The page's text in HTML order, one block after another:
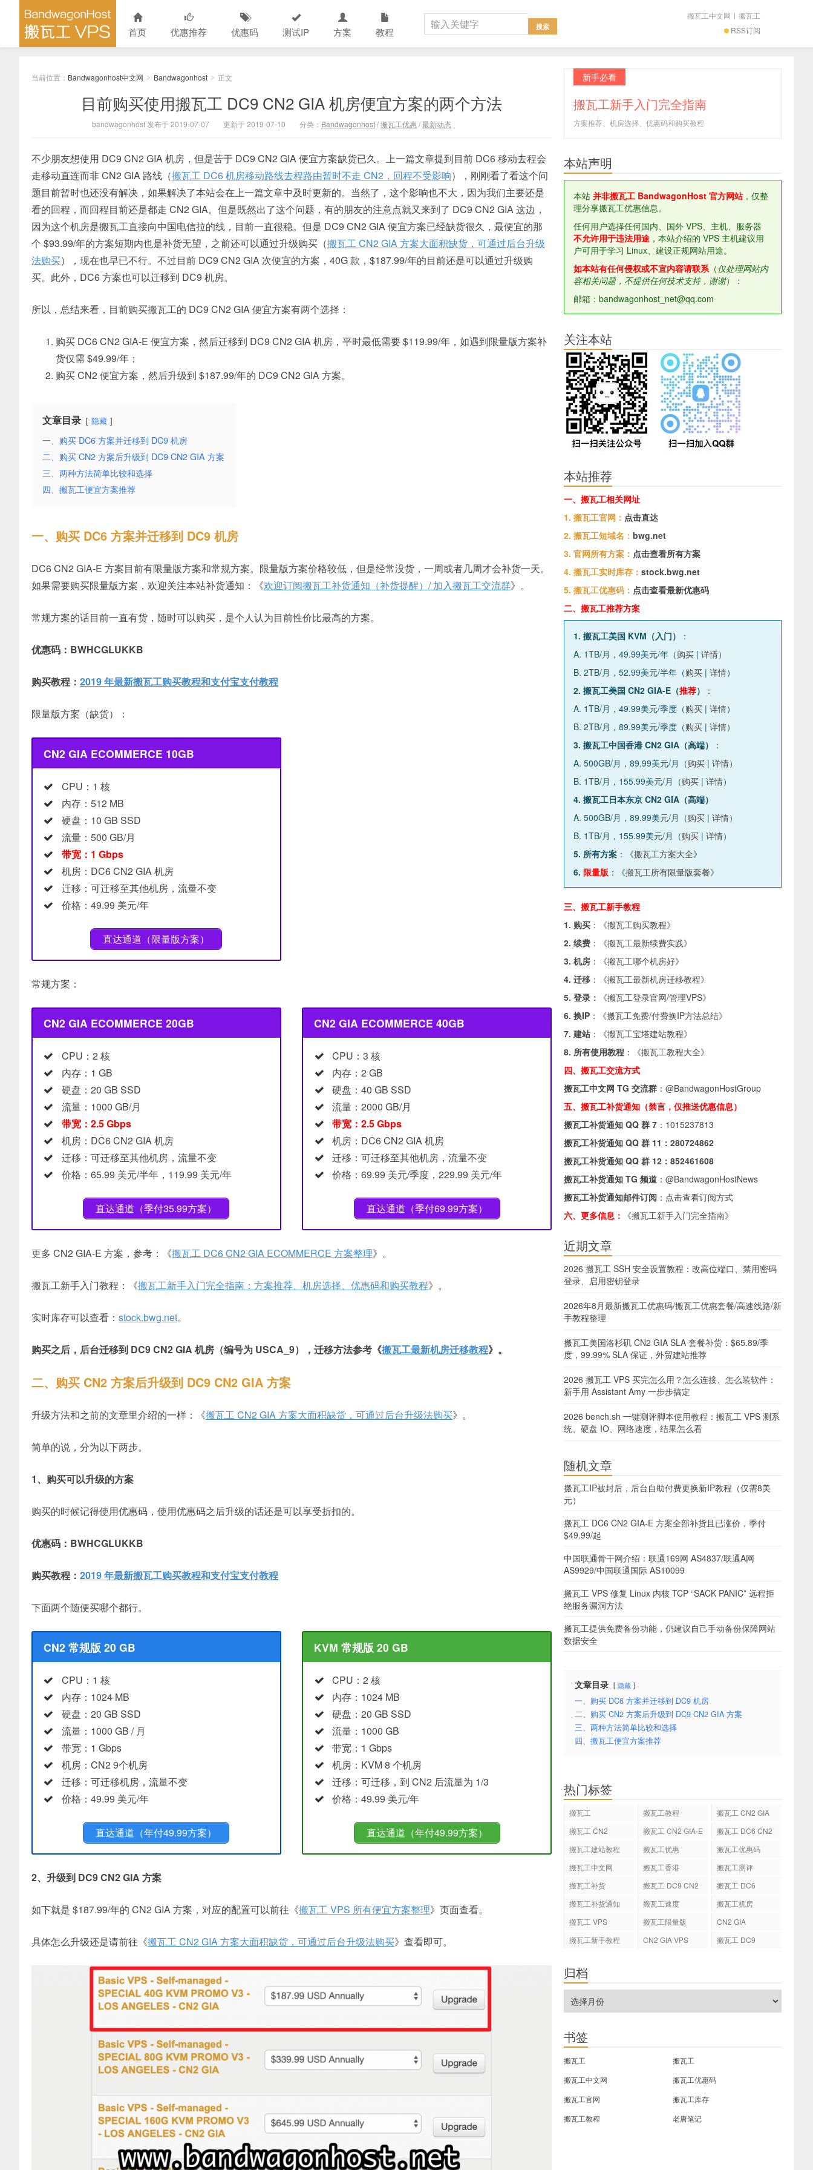
首页 优惠推荐 优惠码 测试IP 方案 教程 RSS订阅
搬瓦工中文网 | 搬瓦工
当前位置： Bandwagonhost中文网 > Bandwagonhost > 正文
目前购买使用搬瓦工 DC9 CN2 GIA 机房便宜方案的两个方法
bandwagonhost 发布于 2019-07-07 更新于 2019-07-10 分类： Bandwagonhost/搬瓦工优惠/最新动态
不少朋友想使用 DC9 CN2 GIA 机房，但是苦于 DC9 CN2 GIA 便宜方案缺货已久。上一篇文章提到目前 DC6 移动去程会
走移动直连而非 CN2 GIA 路线（搬瓦工 DC6 机房移动路线去程路由暂时不走 CN2，回程不受影响），刚刚看了看这个问
题目前暂时也还没有解决，如果解决了本站会在上一篇文章中及时更新的。当然了，这个影响也不大，因为我们主要还是
看的回程，而回程目前还是都走 CN2 GIA。但是既然出了这个问题，有的朋友的注意点就又来到了 DC9 CN2 GIA 这边，
因为这个机房是搬瓦工直接向中国电信拉的线，目前一直很稳。但是 DC9 CN2 GIA 便宜方案已经缺货很久，最便宜的那
个 $93.99/年的方案短期内也是补货无望，之前还可以通过升级购买（搬瓦工 CN2 GIA 方案大面积缺货，可通过后台升级
法购买），现在也早已不行。不过目前 DC9 CN2 GIA 次便宜的方案，40G 款，$187.99/年的目前还是可以通过升级购
买。此外，DC6 方案也可以迁移到 DC9 机房。
所以，总结来看，目前购买搬瓦工的 DC9 CN2 GIA 便宜方案有两个选择：
购买 DC6 CN2 GIA-E 便宜方案，然后迁移到 DC9 CN2 GIA 机房，平时最低需要 $119.99/年，如遇到限量版方案补
货仅需 $49.99/年；
购买 CN2 便宜方案，然后升级到 $187.99/年的 DC9 CN2 GIA 方案。
文章目录 隐藏
一、购买 DC6 方案并迁移到 DC9 机房
二、购买 CN2 方案后升级到 DC9 CN2 GIA 方案
三、两种方法简单比较和选择
四、搬瓦工便宜方案推荐
一、购买 DC6 方案并迁移到 DC9 机房
DC6 CN2 GIA-E 方案目前有限量版方案和常规方案。限量版方案价格较低，但是经常没货，一周或者几周才会补货一天。
如果需要购买限量版方案，欢迎关注本站补货通知：《欢迎订阅搬瓦工补货通知（补货提醒）/ 加入搬瓦工交流群》。
常规方案的话目前一直有货，随时可以购买，是个人认为目前性价比最高的方案。
优惠码：BWHCGLUKKB
购买教程： 2019 年最新搬瓦工购买教程和支付宝支付教程
限量版方案（缺货）：
CN2 GIA ECOMMERCE 10GB
CPU：1 核
内存：512 MB
硬盘：10 GB SSD
流量：500 GB/月
带宽：1 Gbps
机房：DC6 CN2 GIA 机房
迁移：可迁移至其他机房，流量不变
价格：49.99 美元/年
直达通道（限量版方案）
常规方案：
CN2 GIA ECOMMERCE 20GB
CPU：2 核
内存：1 GB
硬盘：20 GB SSD
流量：1000 GB/月
带宽：2.5 Gbps
机房：DC6 CN2 GIA 机房
迁移：可迁移至其他机房，流量不变
价格：65.99 美元/半年，119.99 美元/年
直达通道（季付35.99方案）
CN2 GIA ECOMMERCE 40GB
CPU：3 核
内存：2 GB
硬盘：40 GB SSD
流量：2000 GB/月
带宽：2.5 Gbps
机房：DC6 CN2 GIA 机房
迁移：可迁移至其他机房，流量不变
价格：69.99 美元/季度，229.99 美元/年
直达通道（季付69.99方案）
更多 CN2 GIA-E 方案，参考：《搬瓦工 DC6 CN2 GIA ECOMMERCE 方案整理》。
搬瓦工新手入门教程：《搬瓦工新手入门完全指南：方案推荐、机房选择、优惠码和购买教程》。
实时库存可以查看： stock.bwg.net。
购买之后，后台迁移到 DC9 CN2 GIA 机房（编号为 USCA_9），迁移方法参考《搬瓦工最新机房迁移教程》。
二、购买 CN2 方案后升级到 DC9 CN2 GIA 方案
升级方法和之前的文章里介绍的一样：《搬瓦工 CN2 GIA 方案大面积缺货，可通过后台升级法购买》。
简单的说，分为以下两步。
1、购买可以升级的方案
购买的时候记得使用优惠码，使用优惠码之后升级的话还是可以享受折扣的。
优惠码：BWHCGLUKKB
购买教程： 2019 年最新搬瓦工购买教程和支付宝支付教程
下面两个随便买哪个都行。
CN2 常规版 20 GB
CPU：1 核
内存：1024 MB
硬盘：20 GB SSD
流量：1000 GB / 月
带宽：1 Gbps
机房：CN2 9个机房
迁移：可迁移机房，流量不变
价格：49.99 美元/年
直达通道（年付49.99方案）
KVM 常规版 20 GB
CPU：2 核
内存：1024 MB
硬盘：20 GB SSD
流量：1000 GB
带宽：1 Gbps
机房：KVM 8 个机房
迁移：可迁移，到 CN2 后流量为 1/3
价格：49.99 美元/年
直达通道（年付49.99方案）
2、升级到 DC9 CN2 GIA 方案
如下就是 $187.99/年的 CN2 GIA 方案，对应的配置可以前往《搬瓦工 VPS 所有便宜方案整理》页面查看。
具体怎么升级还是请前往《搬瓦工 CN2 GIA 方案大面积缺货，可通过后台升级法购买》查看即可。
新手必看
搬瓦工新手入门完全指南
方案推荐、机房选择、优惠码和购买教程
本站声明
本站 并非搬瓦工 BandwagonHost 官方网站，仅整
理分享搬瓦工优惠信息。
任何用户选择任何国内、国外 VPS、主机、服务器
不允许用于违法用途 ，本站介绍的 VPS 主机建议用
户可用于学习 Linux、建设正规网站用途。
如本站有任何侵权或不宜内容请联系（仅处理网站内
容相关问题，不提供任何技术支持，谢谢）：
邮箱：bandwagonhost_net@qq.com
关注本站
本站推荐
一、搬瓦工相关网址
1. 搬瓦工官网： 点击直达
2. 搬瓦工短域名： bwg.net
3. 官网所有方案： 点击查看所有方案
4. 搬瓦工实时库存： stock.bwg.net
5. 搬瓦工优惠码： 点击查看最新优惠码
二、搬瓦工推荐方案
1. 搬瓦工美国 KVM（入门）
：
A. 1TB/月，49.99美元/年（购买 | 详情）
B. 2TB/月，52.99美元/半年（购买 | 详情）
2. 搬瓦工美国 CN2 GIA-E（推荐）
：
A. 1TB/月，49.99美元/季度（购买 | 详情）
B. 2TB/月，89.99美元/季度（购买 | 详情）
3. 搬瓦工中国香港 CN2 GIA（高端）
：
A. 500GB/月，89.99美元/月（购买 | 详情）
B. 1TB/月，155.99美元/月（购买 | 详情）
4. 搬瓦工日本东京 CN2 GIA（高端）
A. 500GB/月，89.99美元/月（购买 | 详情）
B. 1TB/月，155.99美元/月（购买 | 详情）
5. 所有方案 ：《搬瓦工方案大全》
6. 限量版 ：《搬瓦工所有限量版套餐》
三、搬瓦工新手教程
1. 购买 ：《搬瓦工购买教程》
2. 续费 ：《搬瓦工最新续费实践》
3. 机房 ：《搬瓦工哪个机房好》
4. 迁移 ：《搬瓦工最新机房迁移教程》
5. 登录：
《搬瓦工登录官网/管理VPS》
6. 换IP ：《搬瓦工免费/付费换IP方法总结》
7. 建站 ：《搬瓦工宝塔建站教程》
8. 所有使用教程 ：《搬瓦工教程大全》
四、搬瓦工交流方式
搬瓦工中文网 TG 交流群 ： @BandwagonHostGroup
五、搬瓦工补货通知（禁言，仅推送优惠信息）
搬瓦工补货通知 QQ 群 7 ： 1015237813
搬瓦工补货通知 QQ 群 11： 280724862
搬瓦工补货通知 QQ 群 12： 852461608
搬瓦工补货通知 TG 频道 ： @BandwagonHostNews
搬瓦工补货通知邮件订阅 ： 点击查看订阅方式
六、更多信息：
《搬瓦工新手入门完全指南》
近期文章
2026 搬瓦工 SSH 安全设置教程：改高位端口、禁用密码
登录、启用密钥登录
2026年8月最新搬瓦工优惠码/搬瓦工优惠套餐/高速线路/新
手教程整理
搬瓦工美国洛杉矶 CN2 GIA SLA 套餐补货：$65.89/季
度，99.99% SLA 保证，外贸建站推荐
2026 搬瓦工 VPS 买完怎么用？怎么连接、怎么装软件：
新手用 Assistant Amy 一步步搞定
2026 bench.sh 一键测评脚本使用教程：搬瓦工 VPS 测系
统、硬盘 IO、网络速度，结果怎么看
随机文章
搬瓦工IP被封后，后台自助付费更换新IP教程（仅需8美
元）
搬瓦工 DC6 CN2 GIA-E 方案全部补货且已涨价，季付
$49.99/起
中国联通骨干网介绍：联通169网 AS4837/联通A网
AS9929/中国联通国际 AS10099
搬瓦工 VPS 修复 Linux 内核 TCP “SACK PANIC” 远程拒
绝服务漏洞方法
搬瓦工提供免费备份功能，仍建议自己手动备份保障网站
数据安全
文章目录 隐藏
一、购买 DC6 方案并迁移到 DC9 机房
二、购买 CN2 方案后升级到 DC9 CN2 GIA 方案
三、两种方法简单比较和选择
四、搬瓦工便宜方案推荐
热门标签
搬瓦工 搬瓦工教程
搬瓦工 CN2 GIA
搬瓦工 CN2
搬瓦工 CN2 GIA-E
搬瓦工 DC6 CN2
搬瓦工建站教程 搬瓦工优惠
搬瓦工优惠码
搬瓦工中文网
搬瓦工香港
搬瓦工测评
搬瓦工补货
搬瓦工 DC9 CN2
搬瓦工 DC6
搬瓦工补货通知
搬瓦工速度
搬瓦工机房
搬瓦工 VPS
搬瓦工限量版
CN2 GIA
搬瓦工新手教程
CN2 GIA VPS 搬瓦工 DC9
归档
书签
搬瓦工
搬瓦工
搬瓦工中文网
搬瓦工优惠码
搬瓦工官网
搬瓦工库存
搬瓦工教程
老唐笔记